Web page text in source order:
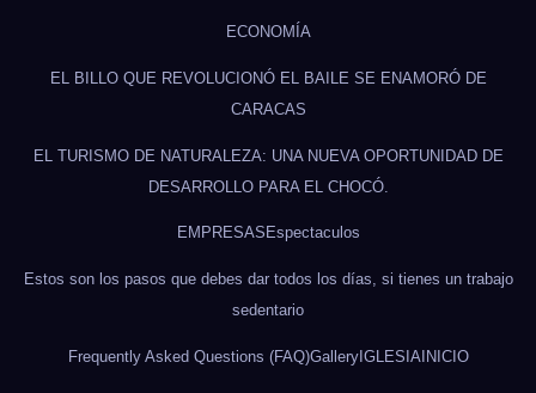
ECONOMÍA
EL BILLO QUE REVOLUCIONÓ EL BAILE SE ENAMORÓ DE
CARACAS
EL TURISMO DE NATURALEZA: UNA NUEVA OPORTUNIDAD DE
DESARROLLO PARA EL CHOCÓ.
EMPRESAS Espectaculos
Estos son los pasos que debes dar todos los días, si tienes un trabajo
sedentario
Frequently Asked Questions (FAQ)GalleryIGLESIA INICIO